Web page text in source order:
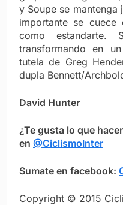
y Soupe se mantenga
importante se cuece
como estandarte.
transformando en
tutela de Greg
dupla Bennett/
David Hunter
¿Te gusta lo que
en @CiclismoInter
Sumate en facebook:
Copyright © 2015